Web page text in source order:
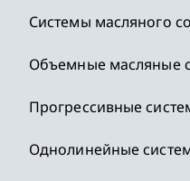
Системы масляного
Объемные масляные
Прогрессивные
Однолинейные